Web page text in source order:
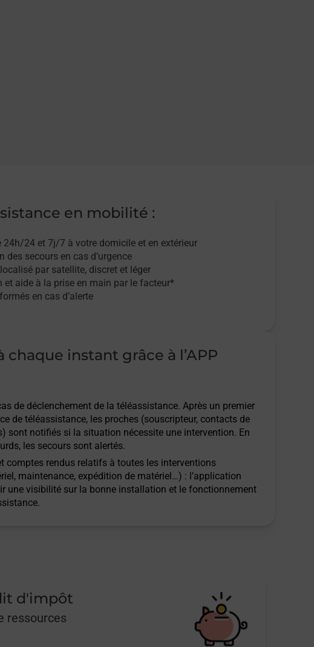
en mobilité :
24h/24 et 7j/7 à votre domicile et en extérieur
des secours en cas d’urgence
par satellite, discret et léger
et aide à la prise en main par le facteur*
en cas d’alerte
chaque instant grâce à l’APP
de déclenchement de la téléassistance. Après un premier
de téléassistance, les proches (souscripteur, contacts de
sont notifiés si la situation nécessite une intervention. En
les secours sont alertés.
comptes rendus relatifs à toutes les interventions
maintenance, expédition de matériel…) : l’application
une visibilité sur la bonne installation et le fonctionnement
d'impôt
ressources